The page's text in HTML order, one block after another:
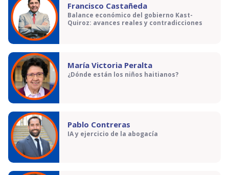
Francisco Castañeda
Balance económico del gobierno Kast-
Quiroz: avances reales y contradicciones
María Victoria Peralta
¿Dónde están los niños haitianos?
Pablo Contreras
IA y ejercicio de la abogacía